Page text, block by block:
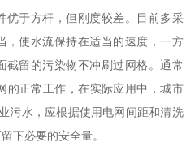
优于方杆，但刚度较差。目前多采
，使水流保持在适当的速度，一方
截留的污染物不冲刷过网格。通常
的正常工作，在实际应用中，城市
污水，应根据使用电网间距和清洗
下必要的安全量。